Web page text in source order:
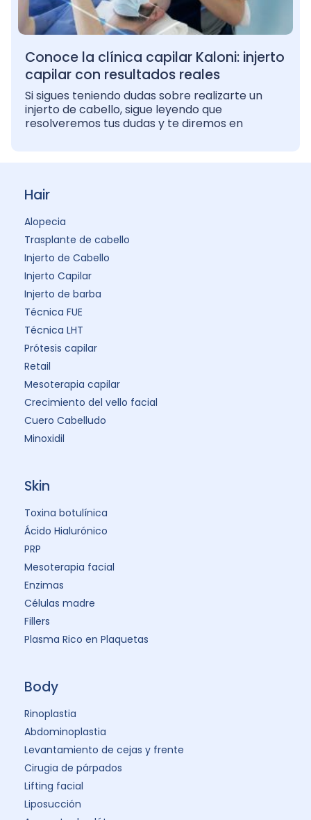
Conoce la clínica capilar Kaloni: injerto
capilar con resultados reales
Si sigues teniendo dudas sobre realizarte un
injerto de cabello, sigue leyendo que
resolveremos tus dudas y te diremos en
Hair
Alopecia
Trasplante de cabello
Injerto de Cabello
Injerto Capilar
Injerto de barba
Técnica FUE
Técnica LHT
Prótesis capilar
Retail
Mesoterapia capilar
Crecimiento del vello facial
Cuero Cabelludo
Minoxidil
Skin
Toxina botulínica
Ácido Hialurónico
PRP
Mesoterapia facial
Enzimas
Células madre
Fillers
Plasma Rico en Plaquetas
Body
Rinoplastia
Abdominoplastia
Levantamiento de cejas y frente
Cirugia de párpados
Lifting facial
Liposucción